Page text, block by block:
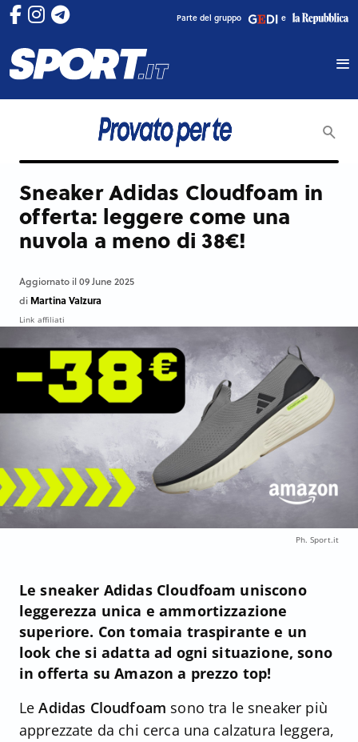
Parte del gruppo e
Sneaker Adidas Cloudfoam in
offerta: leggere come una
nuvola a meno di 38€!
Aggiornato il 09 June 2025
di Martina Valzura
Link affiliati
Ph. Sport.it
Le sneaker Adidas Cloudfoam uniscono
leggerezza unica e ammortizzazione
superiore. Con tomaia traspirante e un
look che si adatta ad ogni situazione, sono
in offerta su Amazon a prezzo top!
LeAdidas Cloudfoam sono tra le sneaker più
apprezzate da chi cerca una calzatura leggera,